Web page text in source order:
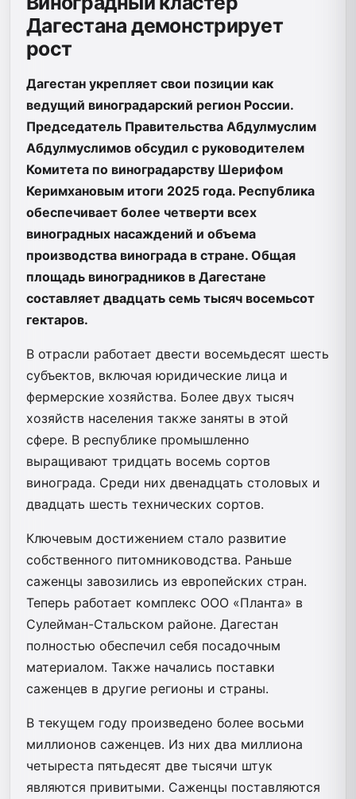
Дагестана демонстрирует
рост
Дагестан укрепляет свои позиции как
ведущий виноградарский регион России.
Председатель Правительства Абдулмуслим
Абдулмуслимов обсудил с руководителем
Комитета по виноградарству Шерифом
Керимхановым итоги 2025 года. Республика
обеспечивает более четверти всех
виноградных насаждений и объема
производства винограда в стране. Общая
площадь виноградников в Дагестане
составляет двадцать семь тысяч восемьсот
гектаров.
В отрасли работает двести восемьдесят шесть
субъектов, включая юридические лица и
фермерские хозяйства. Более двух тысяч
хозяйств населения также заняты в этой
сфере. В республике промышленно
выращивают тридцать восемь сортов
винограда. Среди них двенадцать столовых и
двадцать шесть технических сортов.
Ключевым достижением стало развитие
собственного питомниководства. Раньше
саженцы завозились из европейских стран.
Теперь работает комплекс ООО «Планта» в
Сулейман-Стальском районе. Дагестан
полностью обеспечил себя посадочным
материалом. Также начались поставки
саженцев в другие регионы и страны.
В текущем году произведено более восьми
миллионов саженцев. Из них два миллиона
четыреста пятьдесят две тысячи штук
являются привитыми. Саженцы поставляются